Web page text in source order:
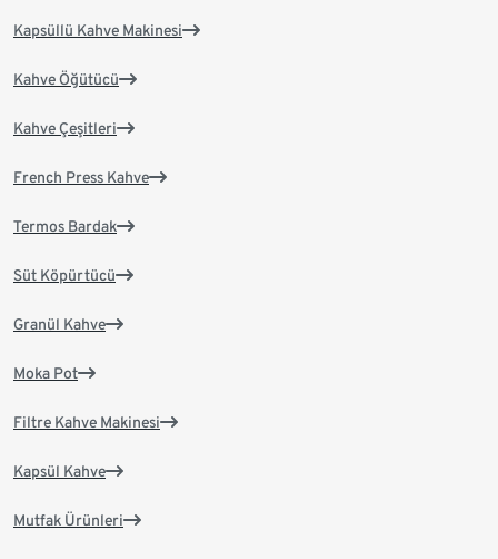
Kapsüllü Kahve Makinesi
Kahve Öğütücü
Kahve Çeşitleri
French Press Kahve
Termos Bardak
Süt Köpürtücü
Granül Kahve
Moka Pot
Filtre Kahve Makinesi
Kapsül Kahve
Mutfak Ürünleri